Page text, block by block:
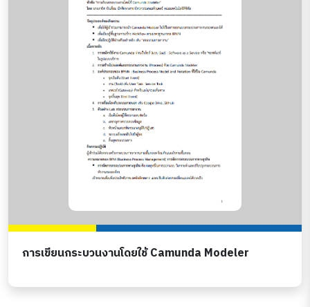
การเขียนกระบวนงานโดยใช้ Camunda Modeler